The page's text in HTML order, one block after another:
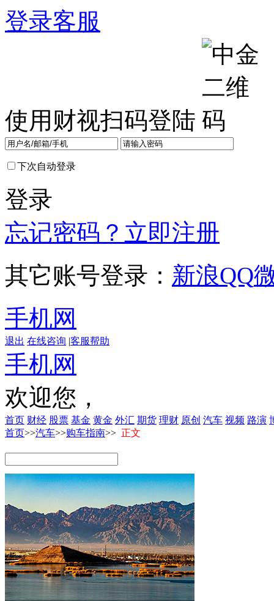
登录客服
使用财视扫码登陆
下次自动登录
登录
忘记密码？ 立即注册
其它账号登录： 新浪QQ
手机网
退出 在线咨询 |客服帮助
手机网
欢迎您，
首页 财经 股票 基金 黄金 外汇 期货 理财 原创 汽车 视频 路演
首页>>汽车>>购车指南>> 正文